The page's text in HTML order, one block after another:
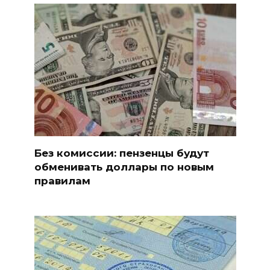
Без комиссии: пензенцы будут
обменивать доллары по новым
правилам